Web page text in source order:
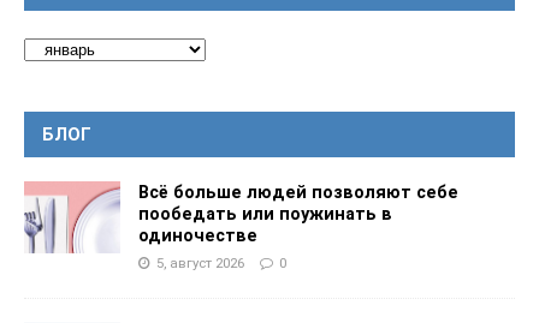
БЛОГ
Всё больше людей позволяют себе
пообедать или поужинать в
одиночестве
5, август 2026 0